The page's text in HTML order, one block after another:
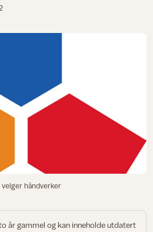
håndverker
år gammel og kan inneholde utdatert